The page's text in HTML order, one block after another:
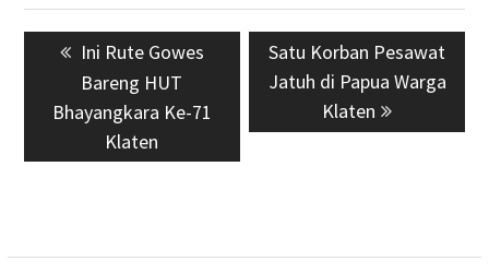
Navigasi
Previous
post:
Ini Rute Gowes
Bareng HUT
Bhayangkara Ke-71
Klaten
Next
post:
Satu Korban Pesawat
Jatuh di Papua Warga
Klaten